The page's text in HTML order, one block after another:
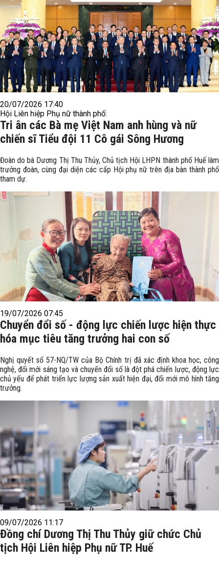
20/07/2026 17:40
Hội Liên hiệp Phụ nữ thành phố:
Tri ân các Bà mẹ Việt Nam anh hùng và nữ
chiến sĩ Tiểu đội 11 Cô gái Sông Hương
Đoàn do bà Dương Thị Thu Thủy, Chủ tịch Hội LHPN thành phố Huế làm
trưởng đoàn, cùng đại diện các cấp Hội phụ nữ trên địa bàn thành phố
tham dự.
19/07/2026 07:45
Chuyển đổi số - động lực chiến lược hiện thực
hóa mục tiêu tăng trưởng hai con số
Nghị quyết số 57-NQ/TW của Bộ Chính trị đã xác định khoa học, công
nghệ, đổi mới sáng tạo và chuyển đổi số là đột phá chiến lược, động lực
chủ yếu để phát triển lực lượng sản xuất hiện đại, đổi mới mô hình tăng
trưởng.
09/07/2026 11:17
Đồng chí Dương Thị Thu Thủy giữ chức Chủ
tịch Hội Liên hiệp Phụ nữ TP. Huế